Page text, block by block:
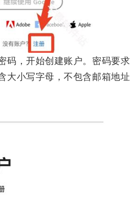
码，开始创建账户。密码要求
大小写字母，不包含邮箱地址